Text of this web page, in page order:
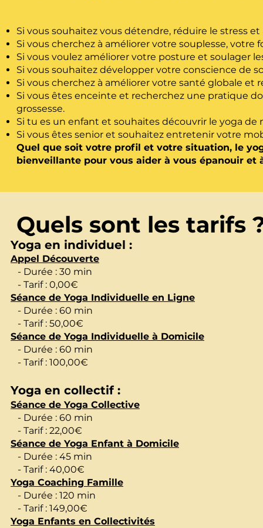
Si vous souhaitez vous détendre, réduire le stress
Si vous cherchez à améliorer votre souplesse, votre
Si vous voulez améliorer votre posture et soulager
Si vous souhaitez développer votre conscience de
Si vous cherchez à améliorer votre santé globale
Si vous êtes enceinte et recherchez une pratique
grossesse.
Si tu es un enfant et souhaites découvrir le yoga
Si vous êtes senior et souhaitez entretenir votre
Quel que soit votre profil et votre situation, le
bienveillante pour vous aider à vous épanouir
Quels sont les tarifs
Yoga en individuel :
Appel Découverte
- Durée : 30 min
- Tarif : 0,00€
Séance de Yoga Individuelle en Ligne
- Durée : 60 min
- Tarif : 50,00€
Séance de Yoga Individuelle à Domicile
- Durée : 60 min
- Tarif : 100,00€
Yoga en collectif :
Séance de Yoga Collective
- Durée : 60 min
- Tarif : 22,00€
Séance de Yoga Enfant à Domicile
- Durée : 45 min
- Tarif : 40,00€
Yoga Coaching Famille
- Durée : 120 min
- Tarif : 149,00€
Yoga Enfants en Collectivités